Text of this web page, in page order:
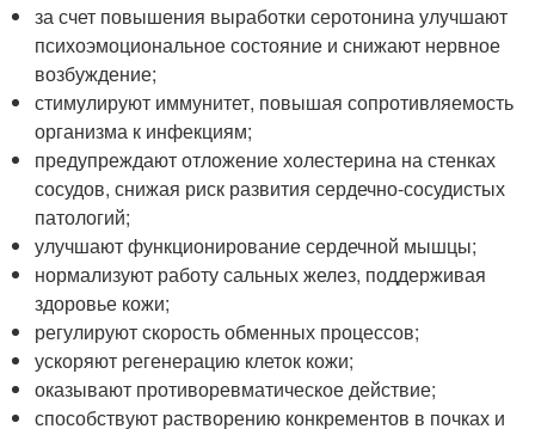
за счет повышения выработки серотонина улучшают
психоэмоциональное состояние и снижают нервное
возбуждение;
стимулируют иммунитет, повышая сопротивляемость
организма к инфекциям;
предупреждают отложение холестерина на стенках
сосудов, снижая риск развития сердечно-сосудистых
патологий;
улучшают функционирование сердечной мышцы;
нормализуют работу сальных желез, поддерживая
здоровье кожи;
регулируют скорость обменных процессов;
ускоряют регенерацию клеток кожи;
оказывают противоревматическое действие;
способствуют растворению конкрементов в почках и